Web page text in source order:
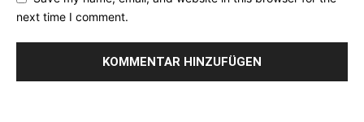
next time I comment.